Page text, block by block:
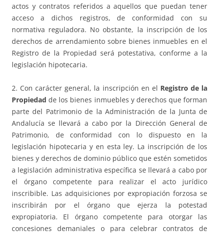
actos y contratos referidos a aquellos que puedan tener
acceso a dichos registros, de conformidad con su
normativa reguladora. No obstante, la inscripción de los
derechos de arrendamiento sobre bienes inmuebles en el
Registro de la Propiedad será potestativa, conforme a la
legislación hipotecaria.
2. Con carácter general, la inscripción en el Registro de la
Propiedad de los bienes inmuebles y derechos que forman
parte del Patrimonio de la Administración de la Junta de
Andalucía se llevará a cabo por la Dirección General de
Patrimonio, de conformidad con lo dispuesto en la
legislación hipotecaria y en esta ley. La inscripción de los
bienes y derechos de dominio público que estén sometidos
a legislación administrativa específica se llevará a cabo por
el órgano competente para realizar el acto jurídico
inscribible. Las adquisiciones por expropiación forzosa se
inscribirán por el órgano que ejerza la potestad
expropiatoria. El órgano competente para otorgar las
concesiones demaniales o para celebrar contratos de